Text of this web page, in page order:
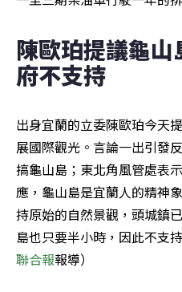
陳歐珀提議龜
府不支持
出身宜蘭的立委陳歐珀今天
展國際觀光。言論一出引發
搞龜山島；東北角風管處表
應，龜山島是宜蘭人的精神
持原始的自然景觀，頭城鎮
島也只要半小時，因此不支
聯合報報導）